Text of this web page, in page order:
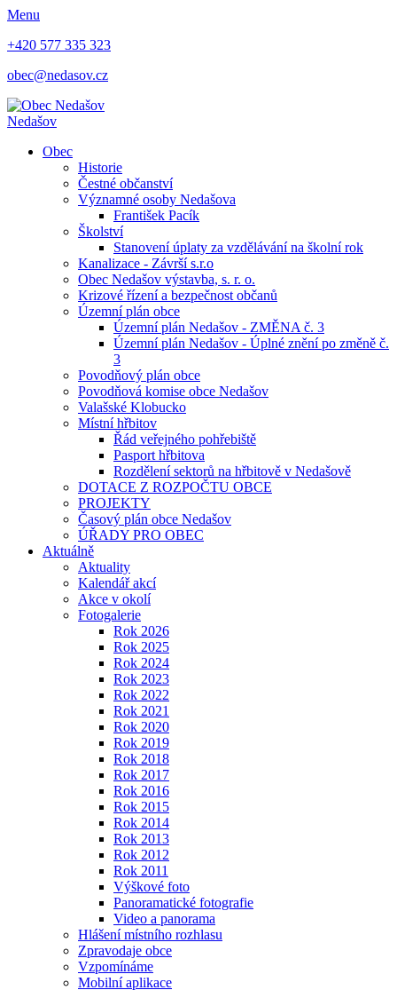
Menu
+420 577 335 323
obec@nedasov.cz
Nedašov
Obec
Historie
Čestné občanství
Významné osoby Nedašova
František Pacík
Školství
Stanovení úplaty za vzdělávání na školní rok
Kanalizace - Závrší s.r.o
Obec Nedašov výstavba, s. r. o.
Krizové řízení a bezpečnost občanů
Územní plán obce
Územní plán Nedašov - ZMĚNA č. 3
Územní plán Nedašov - Úplné znění po změně č.
3
Povodňový plán obce
Povodňová komise obce Nedašov
Valašské Klobucko
Místní hřbitov
Řád veřejného pohřebiště
Pasport hřbitova
Rozdělení sektorů na hřbitově v Nedašově
DOTACE Z ROZPOČTU OBCE
PROJEKTY
Časový plán obce Nedašov
ÚŘADY PRO OBEC
Aktuálně
Aktuality
Kalendář akcí
Akce v okolí
Fotogalerie
Rok 2026
Rok 2025
Rok 2024
Rok 2023
Rok 2022
Rok 2021
Rok 2020
Rok 2019
Rok 2018
Rok 2017
Rok 2016
Rok 2015
Rok 2014
Rok 2013
Rok 2012
Rok 2011
Výškové foto
Panoramatické fotografie
Video a panorama
Hlášení místního rozhlasu
Zpravodaje obce
Vzpomínáme
Mobilní aplikace